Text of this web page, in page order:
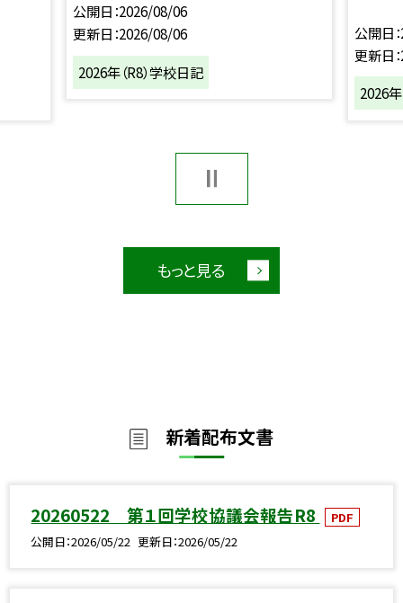
公開日 2026/08/06
更新日 2026/08/06
2026年（R8）学校日記
公開日
更新日
2026年
もっと見る
新着配布文書
20260522 第１回学校協議会報告R8
PDF
公開日 2026/05/22 更新日 2026/05/22